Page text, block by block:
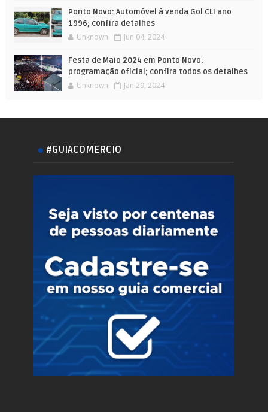
Ponto Novo: Automóvel à venda Gol CLI ano
1996; confira detalhes
Unknown Jun 04, 2024
Festa de Maio 2024 em Ponto Novo:
programação oficial; confira todos os detalhes
Unknown Jan 29, 2024
#GUIACOMERCIO